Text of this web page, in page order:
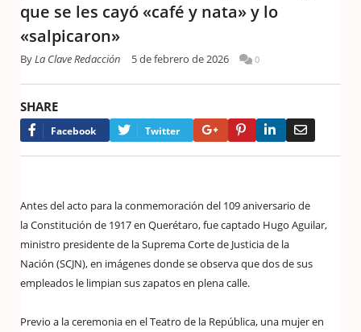
que se les cayó «café y nata» y lo
«salpicaron»
ByLa Clave Redacción 5 de febrero de 2026 0
SHARE
Facebook Twitter Google+PinterestLinkedIn
Antes del acto para la conmemoración del 109 aniversario de
la Constitución de 1917 en Querétaro, fue captado Hugo Aguilar,
ministro presidente de la Suprema Corte de Justicia de la
Nación (SCJN), en imágenes donde se observa que dos de sus
empleados le limpian sus zapatos en plena calle.
Previo a la ceremonia en el Teatro de la República, una mujer en